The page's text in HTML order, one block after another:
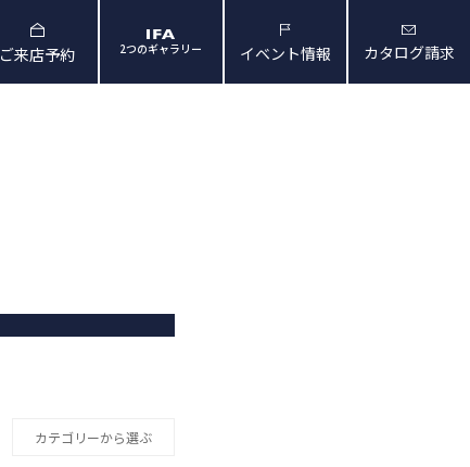
ご来店予約 2つのギャラリー イベント情報 カタログ請求
カテゴリーから選ぶ